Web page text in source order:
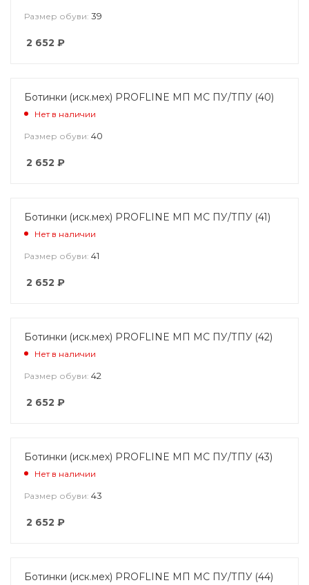
Размер обуви: 39
2 652 ₽
Ботинки (иск.мех) PROFLINE МП МС ПУ/ТПУ (40)
Нет в наличии
Размер обуви: 40
2 652 ₽
Ботинки (иск.мех) PROFLINE МП МС ПУ/ТПУ (41)
Нет в наличии
Размер обуви: 41
2 652 ₽
Ботинки (иск.мех) PROFLINE МП МС ПУ/ТПУ (42)
Нет в наличии
Размер обуви: 42
2 652 ₽
Ботинки (иск.мех) PROFLINE МП МС ПУ/ТПУ (43)
Нет в наличии
Размер обуви: 43
2 652 ₽
Ботинки (иск.мех) PROFLINE МП МС ПУ/ТПУ (44)